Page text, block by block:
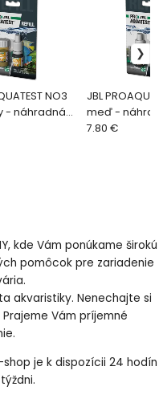
NO3
- náhradná
JBL
meď -
7.80 €
kde Vám ponúkame širokú
pomôcok pre zariadenie
akvaristiky. Nenechajte si
Vám príjemné
je k dispozícii 24 hodín